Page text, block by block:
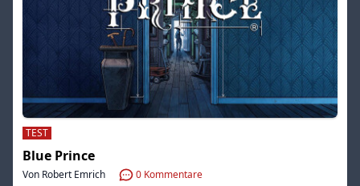
TEST
Blue Prince
Von Robert Emrich 0 Kommentare